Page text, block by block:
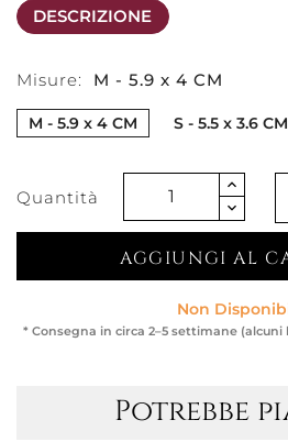
DESCRIZIONE
Misure: M - 5.9 x 4 CM
M - 5.9 x 4 CM S - 5.5 x 3.6 CM
Quantità
AGGIUNGI AL
Non
* Consegna in circa 2–5 settimane
Potrebbe